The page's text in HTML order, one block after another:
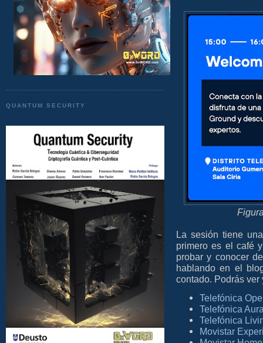
QUANTUM SECURITY
La sesión tiene
primero es el café
probar y conocer
hablando en el
contado. Podrás ver
Telefónica
Telefónica
Telefónica
Movistar